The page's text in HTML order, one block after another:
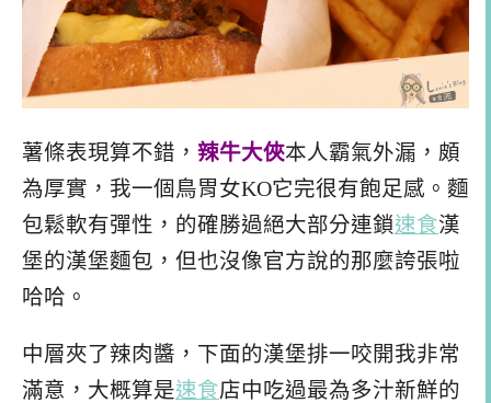
薯條表現算不錯， 辣牛大俠本人霸氣外漏，頗
為厚實，我一個鳥胃女KO它完很有飽足感。麵
包鬆軟有彈性，的確勝過絕大部分連鎖速食漢
堡的漢堡麵包，但也沒像官方說的那麼誇張啦
哈哈。
中層夾了辣肉醬，下面的漢堡排一咬開我非常
滿意，大概算是速食店中吃過最為多汁新鮮的